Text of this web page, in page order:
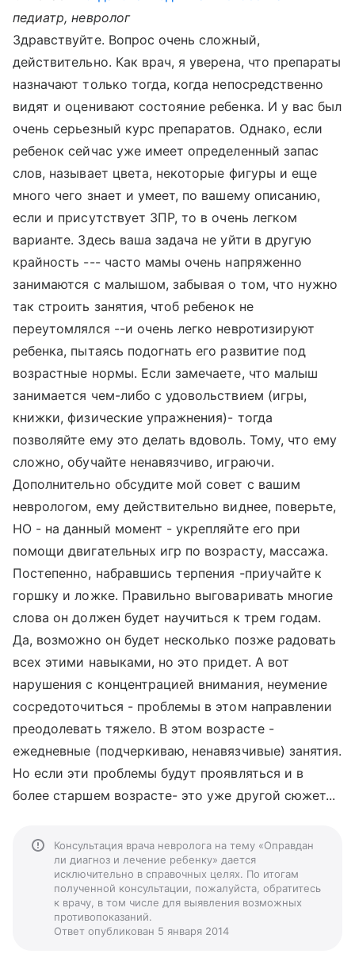
педиатр, невролог
Здравствуйте. Вопрос очень сложный,
действительно. Как врач, я уверена, что препараты
назначают только тогда, когда непосредственно
видят и оценивают состояние ребенка. И у вас был
очень серьезный курс препаратов. Однако, если
ребенок сейчас уже имеет определенный запас
слов, называет цвета, некоторые фигуры и еще
много чего знает и умеет, по вашему описанию,
если и присутствует ЗПР, то в очень легком
варианте. Здесь ваша задача не уйти в другую
крайность --- часто мамы очень напряженно
занимаются с малышом, забывая о том, что нужно
так строить занятия, чтоб ребенок не
переутомлялся --и очень легко невротизируют
ребенка, пытаясь подогнать его развитие под
возрастные нормы. Если замечаете, что малыш
занимается чем-либо с удовольствием (игры,
книжки, физические упражнения)- тогда
позволяйте ему это делать вдоволь. Тому, что ему
сложно, обучайте ненавязчиво, играючи.
Дополнительно обсудите мой совет с вашим
неврологом, ему действительно виднее, поверьте,
НО - на данный момент - укрепляйте его при
помощи двигательных игр по возрасту, массажа.
Постепенно, набравшись терпения -приучайте к
горшку и ложке. Правильно выговаривать многие
слова он должен будет научиться к трем годам.
Да, возможно он будет несколько позже радовать
всех этими навыками, но это придет. А вот
нарушения с концентрацией внимания, неумение
сосредоточиться - проблемы в этом направлении
преодолевать тяжело. В этом возрасте -
ежедневные (подчеркиваю, ненавязчивые) занятия.
Но если эти проблемы будут проявляться и в
более старшем возрасте- это уже другой сюжет...
Консультация врача невролога на тему «Оправдан
ли диагноз и лечение ребенку» дается
исключительно в справочных целях. По итогам
полученной консультации, пожалуйста, обратитесь
к врачу, в том числе для выявления возможных
противопоказаний.
Ответ опубликован 5 января 2014